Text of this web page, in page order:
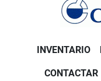
INVENTARIO
CONTACTAR